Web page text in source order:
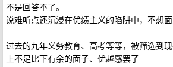
不是回答不了。
说难听点还沉浸在优绩主义的陷阱中，不想面
过去的九年义务教育、高考等等，被筛选到
上不足比下有余的面子、优越感罢了